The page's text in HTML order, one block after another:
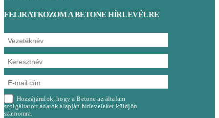
FELIRATKOZOM A BETONE HÍRLEVÉLRE
Hozzájárulok, hogy a Betone az általam
szolgáltatott adatok alapján hírleveleket küldjön
számomra.